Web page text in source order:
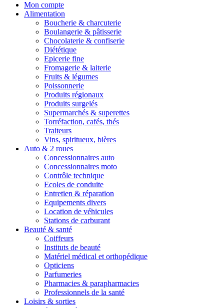
Mon compte
Alimentation
Boucherie & charcuterie
Boulangerie & pâtisserie
Chocolaterie & confiserie
Diététique
Epicerie fine
Fromagerie & laiterie
Fruits & légumes
Poissonnerie
Produits régionaux
Produits surgelés
Supermarchés & superettes
Torréfaction, cafés, thés
Traiteurs
Vins, spiritueux, bières
Auto & 2 roues
Concessionnaires auto
Concessionnaires moto
Contrôle technique
Ecoles de conduite
Entretien & réparation
Equipements divers
Location de véhicules
Stations de carburant
Beauté & santé
Coiffeurs
Instituts de beauté
Matériel médical et orthopédique
Opticiens
Parfumeries
Pharmacies & parapharmacies
Professionnels de la santé
Loisirs & sorties